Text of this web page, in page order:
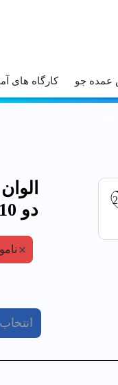
عمده جو کارگاه های
دو 210 _ دبه